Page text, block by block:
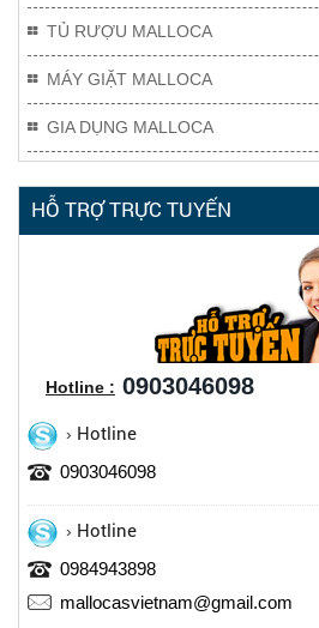
TỦ RƯỢU MALLOCA
MÁY GIẶT MALLOCA
GIA DỤNG MALLOCA
HỖ TRỢ TRỰC TUYẾN
Hotline : 0903046098
Hotline
0903046098
Hotline
0984943898
mallocasvietnam@gmail.com